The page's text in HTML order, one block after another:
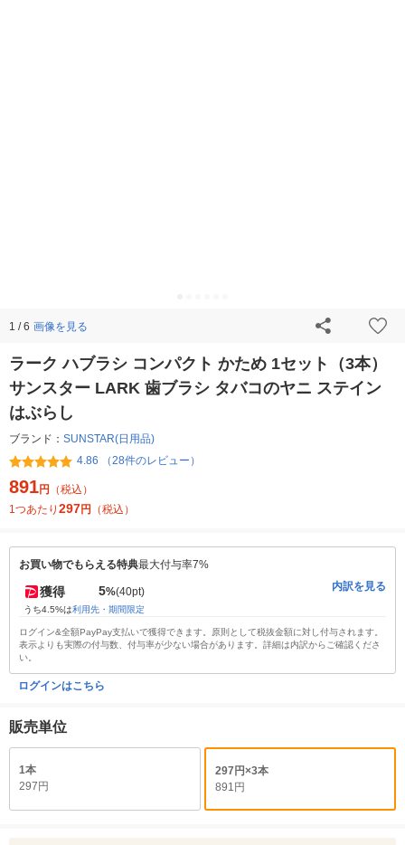
1 / 6 画像を見る
ラーク ハブラシ コンパクト かため 1セット（3本）
サンスター LARK 歯ブラシ タバコのヤニ ステイン
はぶらし
ブランド： SUNSTAR(日用品)
4.86 （28件のレビュー）
891円
（税込）
1つあたり 297円 （税込）
お買い物でもらえる特典最大付与率7%
獲得 5%(40pt)
うち4.5%は利用先・期間限定
内訳を見る
ログイン&全額PayPay支払いで獲得できます。原則として税抜金額に対し付与されます。
表示よりも実際の付与数、付与率が少ない場合があります。詳細は内訳からご確認くださ
い。
ログインはこちら
販売単位
1本
297円
297円×3本
891円